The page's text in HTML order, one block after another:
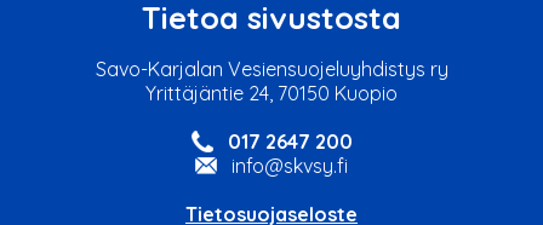
Tietoa sivustosta
Savo-Karjalan Vesiensuojeluyhdistys ry
Yrittäjäntie 24, 70150 Kuopio
017 2647 200
info@skvsy.fi
Tietosuojaseloste